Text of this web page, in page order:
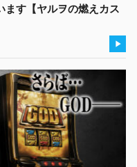
す【ヤルヲの燃えカス